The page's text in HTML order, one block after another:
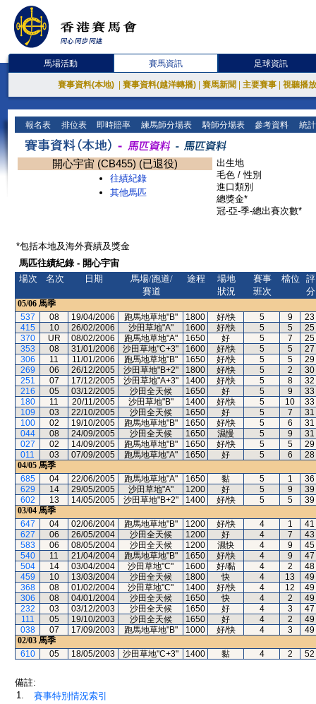
馬場活動 賽馬資訊 足球資訊
賽事資料(本地) 賽事資料(越洋轉播) 賽馬新聞 主要賽事 視聽播
報名表 排位表 即時賠率 練馬師分場表 騎師分場表 參考資料 統
開心宇宙 (CB455) (已退役)
往績紀錄
其他馬匹
出生地
毛色 / 性別
進口類別
總獎金*
冠-亞-季-總出賽次數*
*包括本地及海外賽績及獎金
馬匹往績紀錄 - 開心宇宙
場次
名次 日期
馬場/跑道/
賽道
途程
場地
狀況
賽事
班次
檔位
評
分
05/06 馬季
537
08 19/04/2006 跑馬地草地"B" 1800 好/快 5 9
23
415
10 26/02/2006 沙田草地"A" 1600 好/快 5 5
25
370
UR 08/02/2006 跑馬地草地"A" 1650 好 5 7
25
353
08 31/01/2006 沙田草地"C+3" 1600 好/快 5 5
27
306
11 11/01/2006 跑馬地草地"B" 1650 好/快 5 5
29
269
06 26/12/2005 沙田草地"B+2" 1800 好/快 5 2
30
251
07 17/12/2005 沙田草地"A+3" 1400 好/快 5 8
32
216
05 03/12/2005 沙田全天候 1650 好 5 9
33
180
11 20/11/2005 沙田草地"B" 1400 好/快 5 10
33
109
03 22/10/2005 沙田全天候 1650 好 5 7
31
100
02 19/10/2005 跑馬地草地"B" 1650 好/快 5 6
31
044
08 24/09/2005 沙田全天候 1650 濕慢 5 9
31
027
02 14/09/2005 跑馬地草地"B" 1650 好/快 5 5
29
011
03 07/09/2005 跑馬地草地"A" 1650 好 5 6
28
04/05 馬季
685
04 22/06/2005 跑馬地草地"A" 1650 黏 5 1
36
629
14 29/05/2005 沙田草地"A" 1200 好 5 9
39
602
13 14/05/2005 沙田草地"B+2" 1400 好/快 5 5
39
03/04 馬季
647
04 02/06/2004 跑馬地草地"B" 1200 好/快 4 1
41
627
06 26/05/2004 沙田全天候 1200 好 4 7
43
583
06 08/05/2004 沙田全天候 1200 濕快 4 9
45
540
11 21/04/2004 跑馬地草地"B" 1650 好/快 4 9
47
504
14 03/04/2004 沙田草地"C" 1600 好/黏 4 2
48
459
10 13/03/2004 沙田全天候 1800 快 4 13
49
368
08 01/02/2004 沙田草地"C" 1400 好/快 4 12
49
306
08 04/01/2004 沙田全天候 1650 快 4 2
49
232
03 03/12/2003 沙田全天候 1650 好 4 3
47
111
05 19/10/2003 沙田全天候 1650 好 4 2
49
038
07 17/09/2003 跑馬地草地"B" 1000 好/快 4 3
49
02/03 馬季
610
05 18/05/2003 沙田草地"C+3" 1400 黏 4 2 52
備註:
1.
賽事特別情況索引